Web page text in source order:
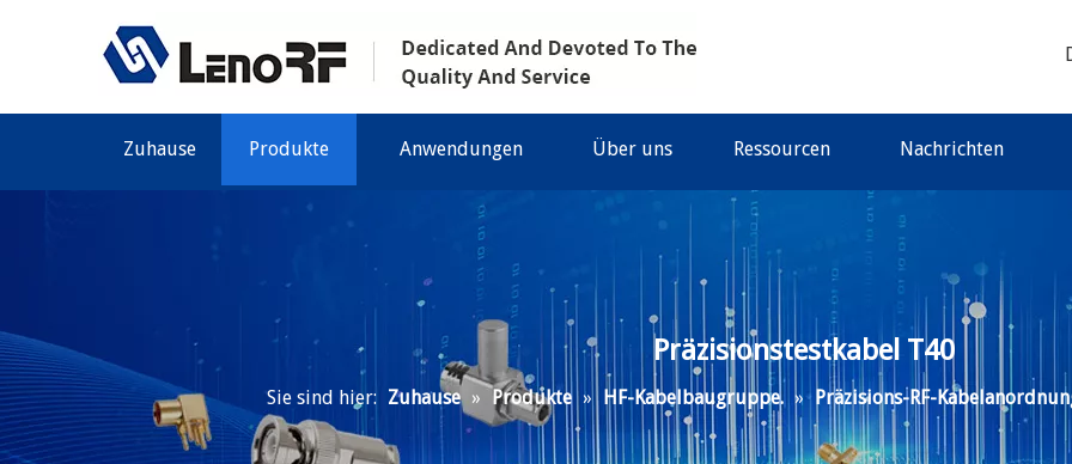
Zuhause Produkte Anwendungen Über uns Ressourcen Nachrichten
Präzisionstestkabel T40
Sie sind hier: Zuhause » Produkte » HF-Kabelbaugruppe. » Präzisions-RF-